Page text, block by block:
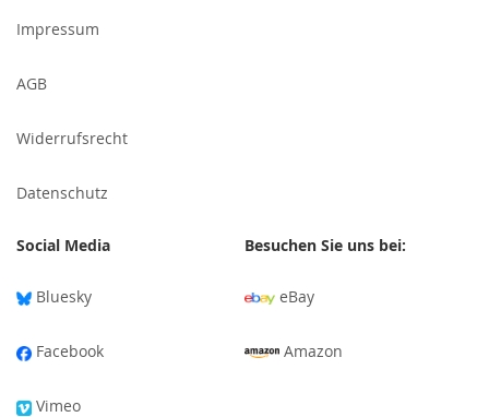
an:
Impressum
AGB
Widerrufsrecht
Datenschutz
Social Media
Bluesky
Facebook
Vimeo
Besuchen Sie uns bei:
eBay
Amazon